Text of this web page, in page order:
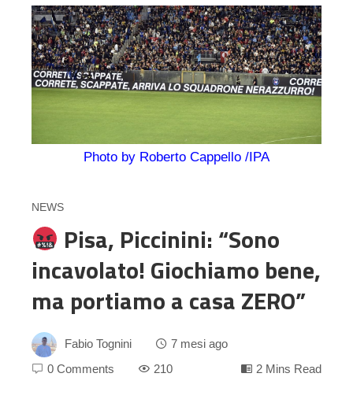
Photo by Roberto Cappello /IPA
NEWS
Pisa, Piccinini: “Sono
incavolato! Giochiamo bene,
ma portiamo a casa ZERO”
Fabio Tognini
7 mesi ago
0 Comments
210 2 Mins Read